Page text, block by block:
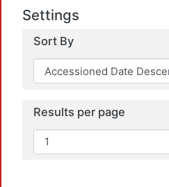
Settings
Sort By
Results per page